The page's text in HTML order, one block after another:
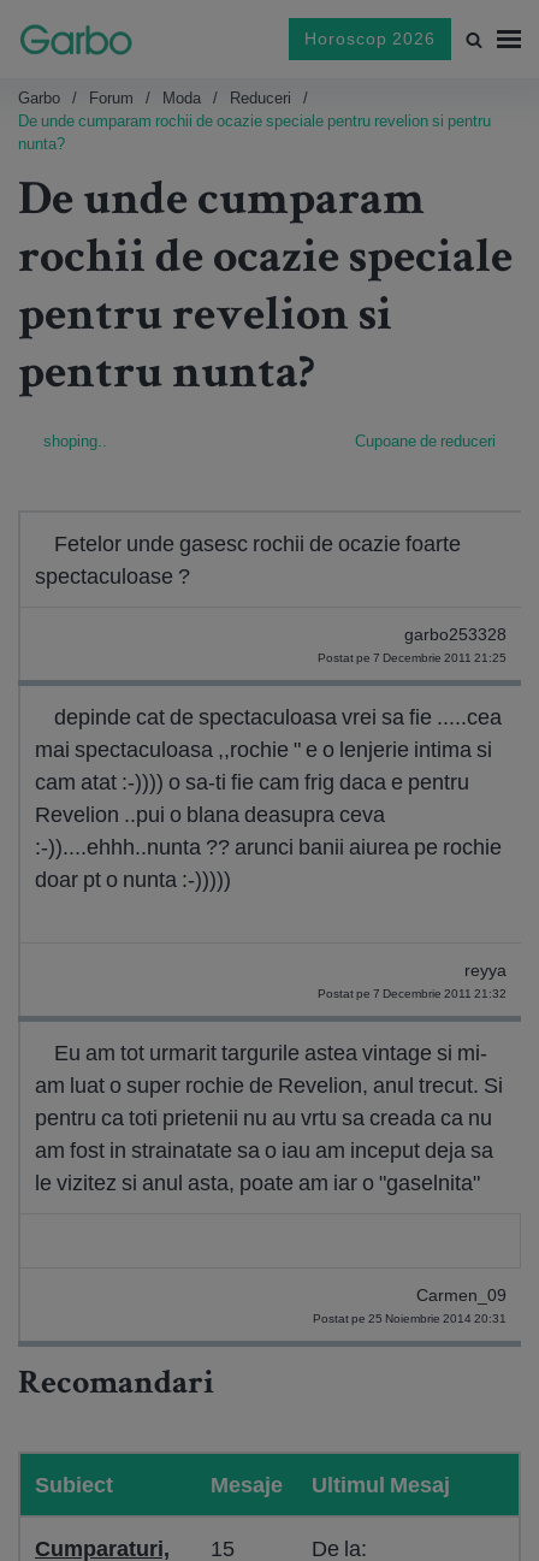
Horoscop 2026
Garbo Forum Moda
Reduceri
De unde cumparam rochii de ocazie speciale pentru revelion si pentru
nunta?
De unde cumparam
rochii de ocazie speciale
pentru revelion si
pentru nunta?
shoping.. Cupoane de reduceri
Fetelor unde gasesc rochii de ocazie foarte
spectaculoase ?
garbo253328
Postat pe 7 Decembrie 2011 21:25
depinde cat de spectaculoasa vrei sa fie .....cea
mai spectaculoasa ,,rochie " e o lenjerie intima si
cam atat :-)))) o sa-ti fie cam frig daca e pentru
Revelion ..pui o blana deasupra ceva
:-))....ehhh..nunta ?? arunci banii aiurea pe rochie
doar pt o nunta :-)))))
reyya
Postat pe 7 Decembrie 2011 21:32
Eu am tot urmarit targurile astea vintage si mi-
am luat o super rochie de Revelion, anul trecut. Si
pentru ca toti prietenii nu au vrtu sa creada ca nu
am fost in strainatate sa o iau am inceput deja sa
le vizitez si anul asta, poate am iar o "gaselnita"
Carmen_09
Postat pe 25 Noiembrie 2014 20:31
Recomandari
Subiect Mesaje Ultimul Mesaj
Cumparaturi,
15
De la: